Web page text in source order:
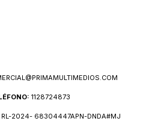
1128724873
RL-2024- 68304447APN-DNDA#MJ